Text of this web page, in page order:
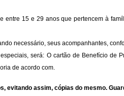
15 e 29 anos que pertencem à
necessário, seus acompanhantes,
será: O cartão de Benefício de
de acordo com.
evitando assim, cópias do mesmo.